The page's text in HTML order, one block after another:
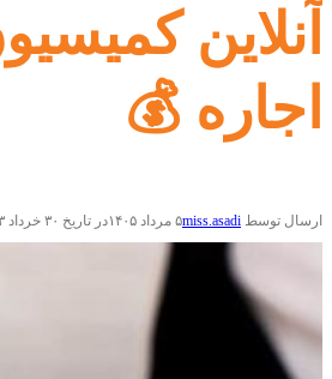
آنلاین
اجاره 💰
ارسال توسط miss.asadi۵ مرداد ۱۴۰۵ در تاریخ ۳۰ خرداد ۱۴۰۳